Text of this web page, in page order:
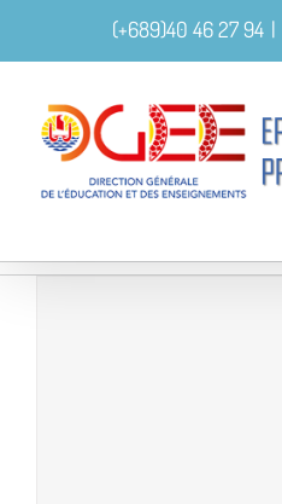
(+689)40 46 27 94 |